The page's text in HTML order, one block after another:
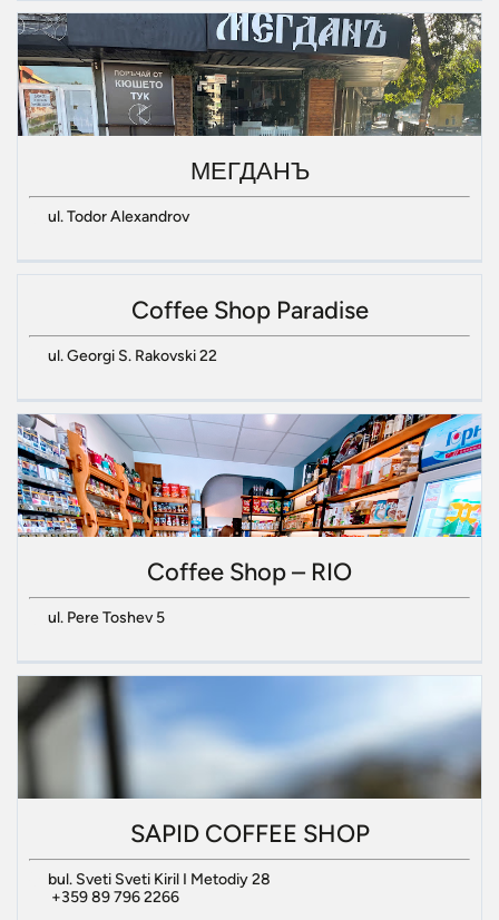
МЕГДАНЪ
ul. Todor Alexandrov
Coffee Shop Paradise
ul. Georgi S. Rakovski 22
Coffee Shop – RIO
ul. Pere Toshev 5
SAPID COFFEE SHOP
bul. Sveti Sveti Kiril I Metodiy 28
+359 89 796 2266